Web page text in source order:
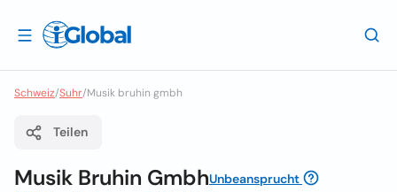
Schweiz/Suhr/Musik bruhin gmbh
Teilen
Musik Bruhin GmbhUnbeansprucht